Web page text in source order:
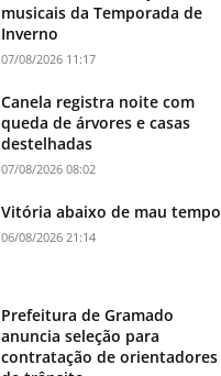
musicais da Temporada de
Inverno
07/08/2026 11:17
Canela registra noite com
queda de árvores e casas
destelhadas
07/08/2026 08:02
Vitória abaixo de mau tempo
06/08/2026 21:14
Prefeitura de Gramado
anuncia seleção para
contratação de orientadores